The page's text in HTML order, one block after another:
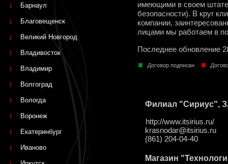
имеющими в своем
безопасности). В круг
компании,
лицами мы работаем в
Последнее обновление
Филиал "Сириус",
http://www.itsirius.ru/
krasnodar@itsirius.ru
(861) 204-04-40
Магазин
Барнаул
Благовещенск
Великий Новгород
Владивосток
Владимир
Волгоград
Вологда
Воронеж
Екатеринбург
Иваново